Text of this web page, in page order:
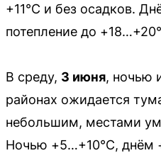
+11°C и без осадков.
потепление до
В среду, 3 июня, ночью
районах ожидается
небольшим, местами
Ночью +5…+10°C, днём